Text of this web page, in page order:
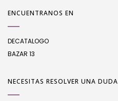
ENCUENTRANOS EN
DECATALOGO
BAZAR 13
NECESITAS RESOLVER UNA DUDA